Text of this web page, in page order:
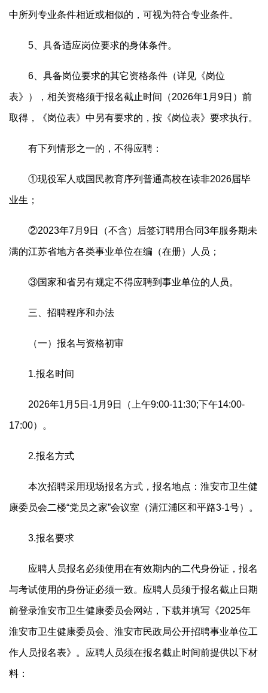
中所列专业条件相近或相似的，可视为符合专业条件。
5、具备适应岗位要求的身体条件。
6、具备岗位要求的其它资格条件（详见《岗位
表》），相关资格须于报名截止时间（2026年1月9日）前
取得，《岗位表》中另有要求的，按《岗位表》要求执行。
有下列情形之一的，不得应聘：
①现役军人或国民教育序列普通高校在读非2026届毕
业生；
②2023年7月9日（不含）后签订聘用合同3年服务期未
满的江苏省地方各类事业单位在编（在册）人员；
③国家和省另有规定不得应聘到事业单位的人员。
三、招聘程序和办法
（一）报名与资格初审
1.报名时间
2026年1月5日-1月9日（上午9:00-11:30;下午14:00-
17:00）。
2.报名方式
本次招聘采用现场报名方式，报名地点：淮安市卫生健
康委员会二楼“党员之家”会议室（清江浦区和平路3-1号）。
3.报名要求
应聘人员报名必须使用在有效期内的二代身份证，报名
与考试使用的身份证必须一致。应聘人员须于报名截止日期
前登录淮安市卫生健康委员会网站，下载并填写《2025年
淮安市卫生健康委员会、淮安市民政局公开招聘事业单位工
作人员报名表》。应聘人员须在报名截止时间前提供以下材
料：